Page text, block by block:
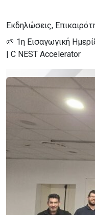
Εκδηλώσεις,
🌱 1η Εισαγωγική
| C NEST Accelerator